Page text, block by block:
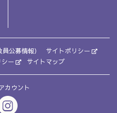
公募情報）
サイトポリシー
ー
サイトマップ
カウント